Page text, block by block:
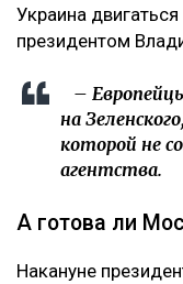
Украина
президентом
–
на
которой не
агентства.
А готова ли
Накануне